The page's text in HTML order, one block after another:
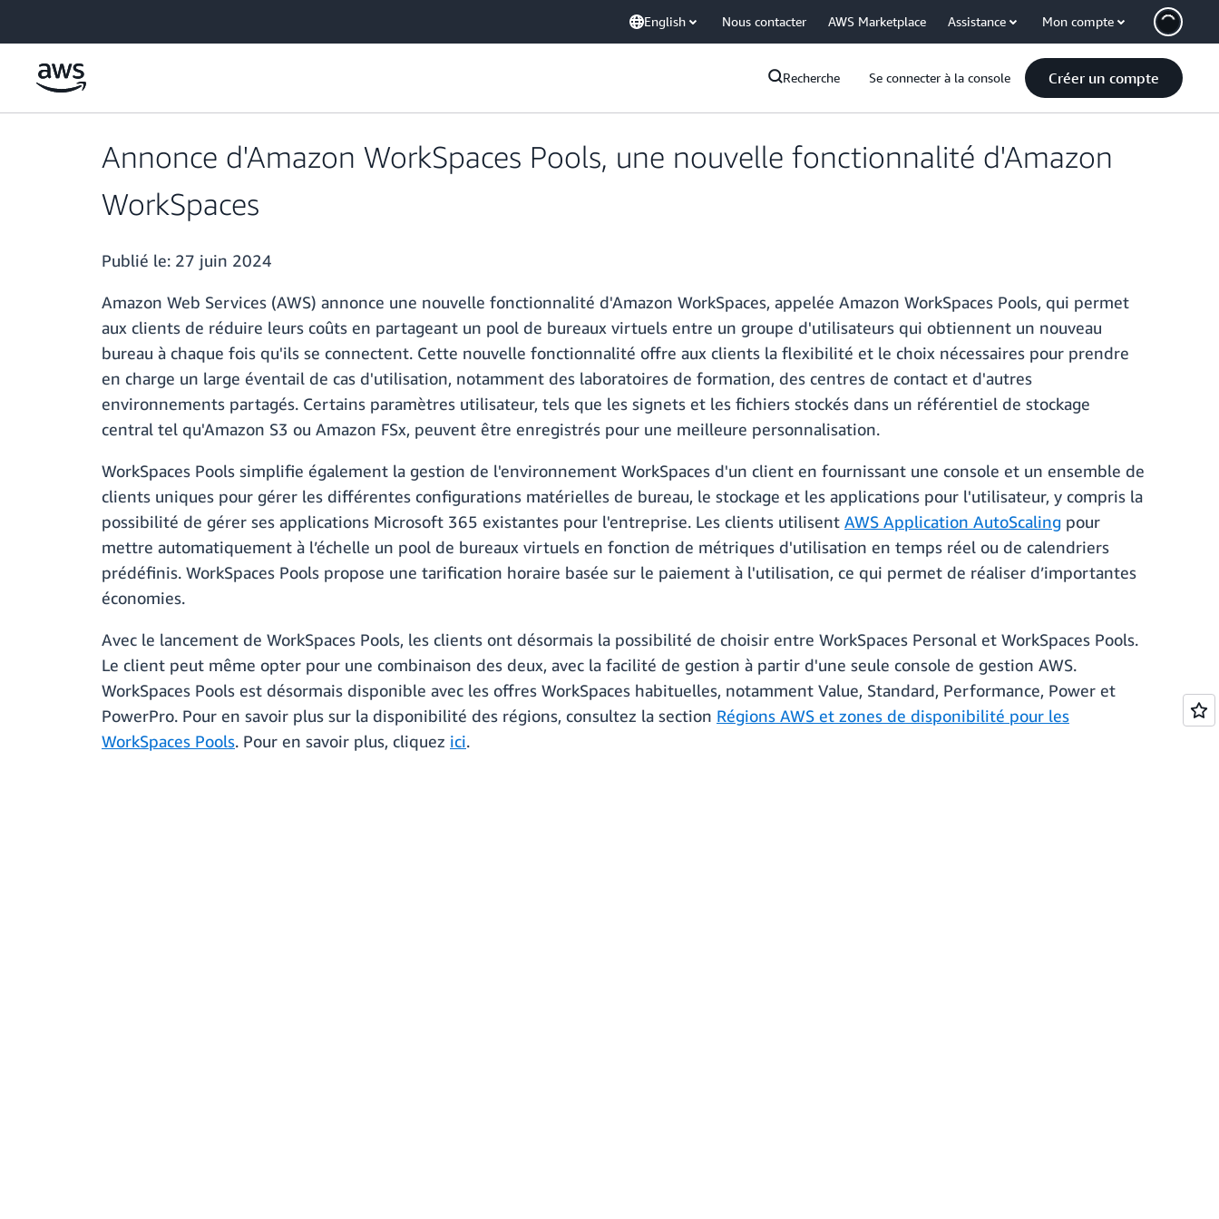
English Nous contacter AWS Marketplace Assistance Mon compte
Recherche Se connecter à la console Créer un compte
Annonce d'Amazon WorkSpaces Pools, une nouvelle fonctionnalité d'Amazon
WorkSpaces
Publié le: 27 juin 2024
Amazon Web Services (AWS) annonce une nouvelle fonctionnalité d'Amazon WorkSpaces, appelée Amazon WorkSpaces Pools, qui permet
aux clients de réduire leurs coûts en partageant un pool de bureaux virtuels entre un groupe d'utilisateurs qui obtiennent un nouveau
bureau à chaque fois qu'ils se connectent. Cette nouvelle fonctionnalité offre aux clients la flexibilité et le choix nécessaires pour prendre
en charge un large éventail de cas d'utilisation, notamment des laboratoires de formation, des centres de contact et d'autres
environnements partagés. Certains paramètres utilisateur, tels que les signets et les fichiers stockés dans un référentiel de stockage
central tel qu'Amazon S3 ou Amazon FSx, peuvent être enregistrés pour une meilleure personnalisation.
WorkSpaces Pools simplifie également la gestion de l'environnement WorkSpaces d'un client en fournissant une console et un ensemble de
clients uniques pour gérer les différentes configurations matérielles de bureau, le stockage et les applications pour l'utilisateur, y compris la
possibilité de gérer ses applications Microsoft 365 existantes pour l'entreprise. Les clients utilisent AWS Application AutoScaling pour
mettre automatiquement à l’échelle un pool de bureaux virtuels en fonction de métriques d'utilisation en temps réel ou de calendriers
prédéfinis. WorkSpaces Pools propose une tarification horaire basée sur le paiement à l'utilisation, ce qui permet de réaliser d’importantes
économies.
Avec le lancement de WorkSpaces Pools, les clients ont désormais la possibilité de choisir entre WorkSpaces Personal et WorkSpaces Pools.
Le client peut même opter pour une combinaison des deux, avec la facilité de gestion à partir d'une seule console de gestion AWS.
WorkSpaces Pools est désormais disponible avec les offres WorkSpaces habituelles, notamment Value, Standard, Performance, Power et
PowerPro. Pour en savoir plus sur la disponibilité des régions, consultez la section Régions AWS et zones de disponibilité pour les
WorkSpaces Pools. Pour en savoir plus, cliquez ici.